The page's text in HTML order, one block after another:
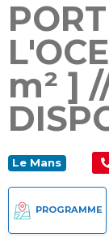
m² ]
Le Mans
PROGRAMME